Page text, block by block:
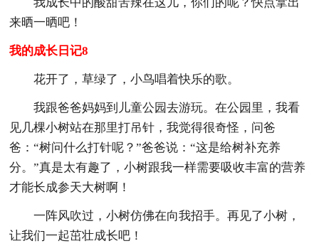
来晒一晒吧！
我的成长日记8
花开了，草绿了，小鸟唱着快乐的歌。
我跟爸爸妈妈到儿童公园去游玩。在公园里，我看
见几棵小树站在那里打吊针，我觉得很奇怪，问爸
爸：“树问什么打针呢？”爸爸说：“这是给树补充养
分。”真是太有趣了，小树跟我一样需要吸收丰富的营养
才能长成参天大树啊！
一阵风吹过，小树仿佛在向我招手。再见了小树，
让我们一起茁壮成长吧！